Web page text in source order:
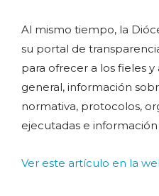
Al mismo tiempo, la
su portal de
para ofrecer a los fieles
general, información
normativa, protocolos,
ejecutadas e
Ver este artículo en la